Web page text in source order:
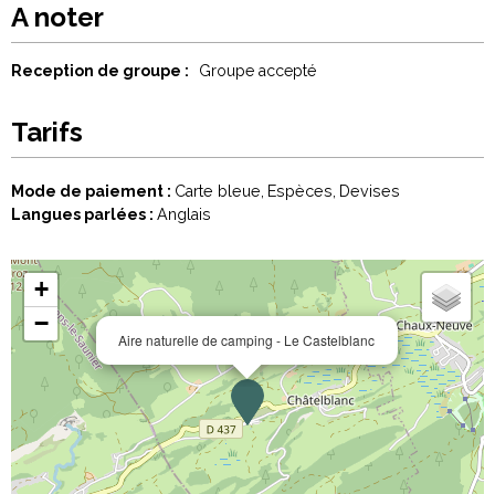
A noter
Reception de groupe : Groupe accepté
Tarifs
Mode de paiement : Carte bleue Espèces Devises
Langues parlées : Anglais
Aire naturelle de camping - Le Castelblanc
+
−